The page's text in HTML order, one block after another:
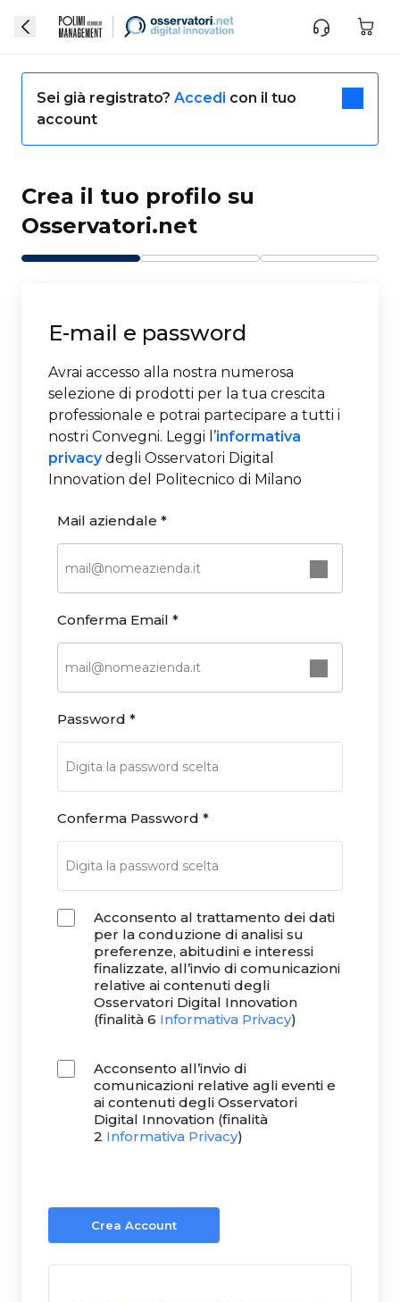
Sei già registrato? Accedi con il tuo
account
Crea il tuo profilo su
Osservatori.net
E-mail e password
Avrai accesso alla nostra numerosa
selezione di prodotti per la tua crescita
professionale e potrai partecipare a tutti i
nostri Convegni. Leggi l’informativa
privacydegli Osservatori Digital
Innovation del Politecnico di Milano
Mail aziendale *
Conferma Email *
Password *
Conferma Password *
Acconsento al trattamento dei dati
per la conduzione di analisi su
preferenze, abitudini e interessi
finalizzate, all’invio di comunicazioni
relative ai contenuti degli
Osservatori Digital Innovation
(finalità 6 Informativa Privacy)
Acconsento all’invio di
comunicazioni relative agli eventi e
ai contenuti degli Osservatori
Digital Innovation (finalità
2 Informativa Privacy)
Crea Account